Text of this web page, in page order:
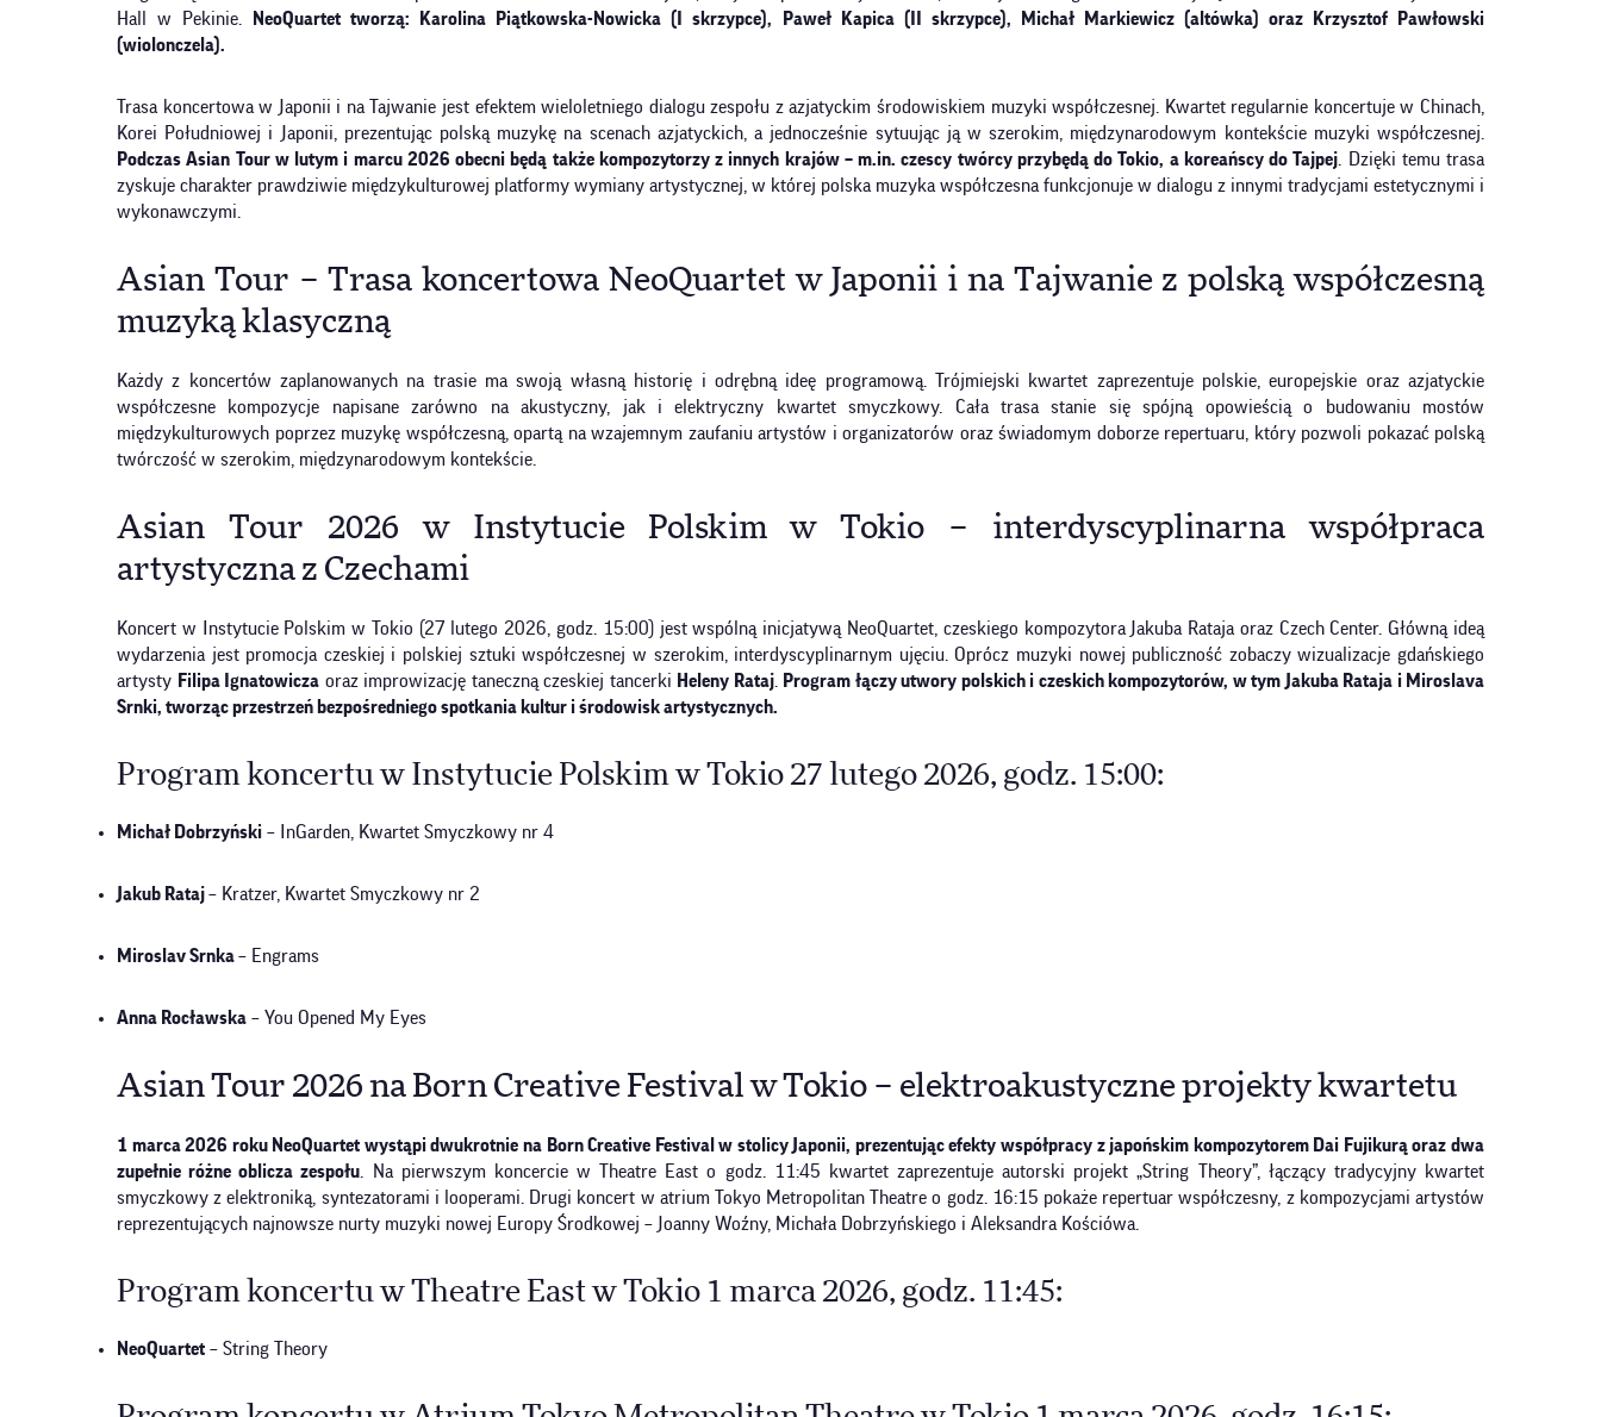
Hall w Pekinie.
NeoQuartet tworzą: Karolina Piątkowska-Nowicka (I skrzypce), Paweł Kapica (II skrzypce), Michał Markiewicz (altówka) oraz Krzysztof Pawłowski
(wiolonczela).
Trasa koncertowa w Japonii i na Tajwanie jest efektem wieloletniego dialogu zespołu z azjatyckim środowiskiem muzyki współczesnej. Kwartet regularnie koncertuje w Chinach,
Korei Południowej i Japonii, prezentując polską muzykę na scenach azjatyckich, a jednocześnie sytuując ją w szerokim, międzynarodowym kontekście muzyki współczesnej.
Podczas Asian Tour w lutym i marcu 2026 obecni będą także kompozytorzy z innych krajów – m.in. czescy twórcy przybędą do Tokio, a koreańscy do Tajpej. Dzięki temu trasa
zyskuje charakter prawdziwie międzykulturowej platformy wymiany artystycznej, w której polska muzyka współczesna funkcjonuje w dialogu z innymi tradycjami estetycznymi i
wykonawczymi.
Asian Tour – Trasa koncertowa NeoQuartet w Japonii i na Tajwanie z polską współczesną
muzyką klasyczną
Każdy z koncertów zaplanowanych na trasie ma swoją własną historię i odrębną ideę programową. Trójmiejski kwartet zaprezentuje polskie, europejskie oraz azjatyckie
współczesne kompozycje napisane zarówno na akustyczny, jak i elektryczny kwartet smyczkowy. Cała trasa stanie się spójną opowieścią o budowaniu mostów
międzykulturowych poprzez muzykę współczesną, opartą na wzajemnym zaufaniu artystów i organizatorów oraz świadomym doborze repertuaru, który pozwoli pokazać polską
twórczość w szerokim, międzynarodowym kontekście.
Asian Tour 2026 w Instytucie Polskim w Tokio – interdyscyplinarna współpraca
artystyczna z Czechami
Koncert w Instytucie Polskim w Tokio (27 lutego 2026, godz. 15:00) jest wspólną inicjatywą NeoQuartet, czeskiego kompozytora Jakuba Rataja oraz Czech Center. Główną ideą
wydarzenia jest promocja czeskiej i polskiej sztuki współczesnej w szerokim, interdyscyplinarnym ujęciu. Oprócz muzyki nowej publiczność zobaczy wizualizacje gdańskiego
artysty Filipa Ignatowicza oraz improwizację taneczną czeskiej tancerki Heleny Rataj. Program łączy utwory polskich i czeskich kompozytorów, w tym Jakuba Rataja i Miroslava
Srnki, tworząc przestrzeń bezpośredniego spotkania kultur i środowisk artystycznych.
Program koncertu w Instytucie Polskim w Tokio 27 lutego 2026, godz. 15:00:
Michał Dobrzyński – InGarden, Kwartet Smyczkowy nr 4
Jakub Rataj– Kratzer, Kwartet Smyczkowy nr 2
Miroslav Srnka– Engrams
Anna Rocławska – You Opened My Eyes
Asian Tour 2026 na Born Creative Festival w Tokio – elektroakustyczne projekty kwartetu
1 marca 2026 roku NeoQuartet wystąpi dwukrotnie na Born Creative Festival w stolicy Japonii, prezentując efekty współpracy z japońskim kompozytorem Dai Fujikurą oraz dwa
zupełnie różne oblicza zespołu. Na pierwszym koncercie w Theatre East o godz. 11:45 kwartet zaprezentuje autorski projekt „String Theory”, łączący tradycyjny kwartet
smyczkowy z elektroniką, syntezatorami i looperami. Drugi koncert w atrium Tokyo Metropolitan Theatre o godz. 16:15 pokaże repertuar współczesny, z kompozycjami artystów
reprezentujących najnowsze nurty muzyki nowej Europy Środkowej – Joanny Woźny, Michała Dobrzyńskiego i Aleksandra Kościówa.
Program koncertu w Theatre East w Tokio 1 marca 2026, godz. 11:45:
NeoQuartet – String Theory